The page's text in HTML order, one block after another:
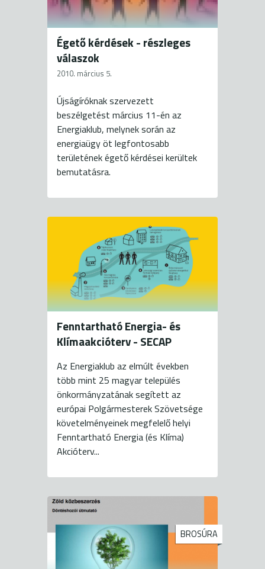
Égető kérdések - részleges
válaszok
2010. március 5.
Újságíróknak szervezett
beszélgetést március 11-én az
Energiaklub, melynek során az
energiaügy öt legfontosabb
területének égető kérdései kerültek
bemutatásra.
Fenntartható Energia- és
Klímaakcióterv - SECAP
Az Energiaklub az elmúlt években
több mint 25 magyar település
önkormányzatának segített az
európai Polgármesterek Szövetsége
követelményeinek megfelelő helyi
Fenntartható Energia (és Klíma)
Akcióterv...
BROSÚRA